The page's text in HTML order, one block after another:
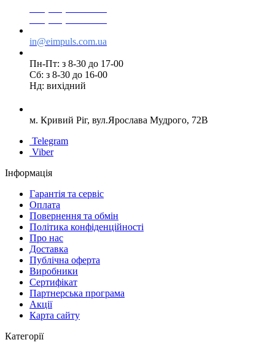
in@eimpuls.com.ua
Пн-Пт: з 8-30 до 17-00
Сб: з 8-30 до 16-00
Нд: вихідний
м. Кривий Ріг, вул.Ярослава Мудрого, 72В
Telegram
Viber
Інформація
Гарантія та сервіс
Оплата
Повернення та обмін
Політика конфіденційності
Про нас
Доставка
Публічна оферта
Виробники
Сертифікат
Партнерська програма
Акції
Карта сайту
Категорії